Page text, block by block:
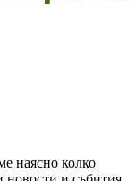
наясно колко